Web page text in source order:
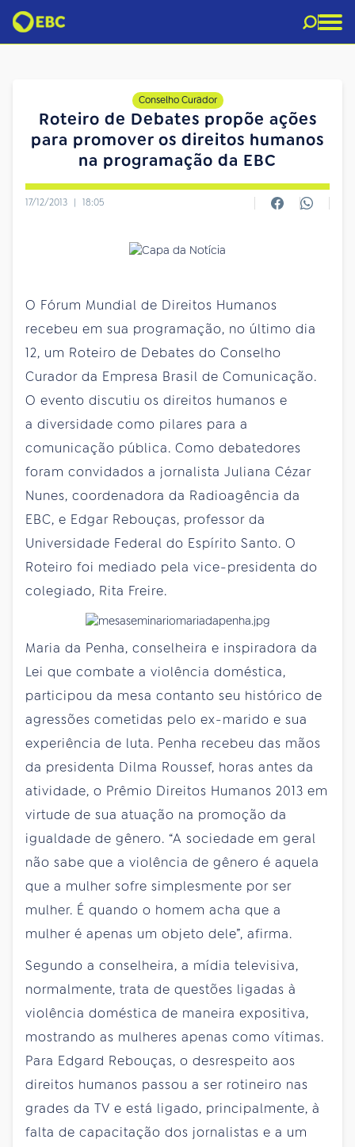
Conselho Curador
Roteiro de Debates propõe ações
para promover os direitos humanos
na programação da EBC
17/12/2013 | 18:05
O Fórum Mundial de Direitos Humanos
recebeu em sua programação, no último dia
12, um Roteiro de Debates do Conselho
Curador da Empresa Brasil de Comunicação.
O evento discutiu os direitos humanos e
a diversidade como pilares para a
comunicação pública. Como debatedores
foram convidados a jornalista Juliana Cézar
Nunes, coordenadora da Radioagência da
EBC, e Edgar Rebouças, professor da
Universidade Federal do Espírito Santo. O
Roteiro foi mediado pela vice-presidenta do
colegiado, Rita Freire.
Maria da Penha, conselheira e inspiradora da
Lei que combate a violência doméstica,
participou da mesa contanto seu histórico de
agressões cometidas pelo ex-marido e sua
experiência de luta. Penha recebeu das mãos
da presidenta Dilma Roussef, horas antes da
atividade, o Prêmio Direitos Humanos 2013 em
virtude de sua atuação na promoção da
igualdade de gênero. “A sociedade em geral
não sabe que a violência de gênero é aquela
que a mulher sofre simplesmente por ser
mulher. É quando o homem acha que a
mulher é apenas um objeto dele”, afirma.
Segundo a conselheira, a mídia televisiva,
normalmente, trata de questões ligadas à
violência doméstica de maneira expositiva,
mostrando as mulheres apenas como vítimas.
Para Edgard Rebouças, o desrespeito aos
direitos humanos passou a ser rotineiro nas
grades da TV e está ligado, principalmente, à
falta de capacitação dos jornalistas e a um